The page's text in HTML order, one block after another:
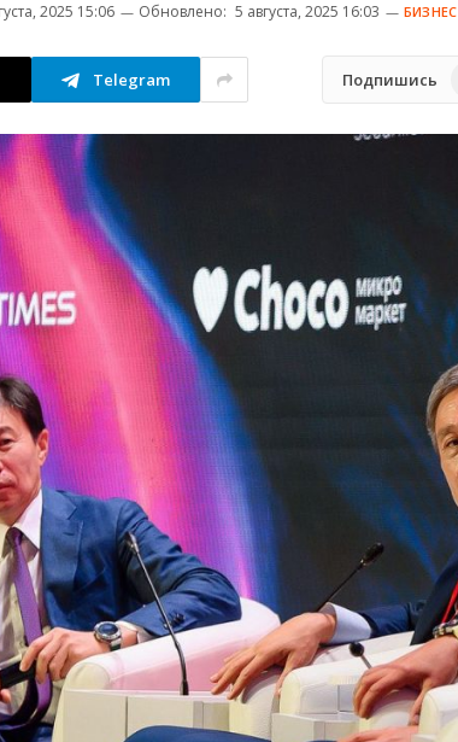
2025 15:06 Обновлено: 5 августа, 2025 16:03 БИЗНЕС
Telegram Подпишись